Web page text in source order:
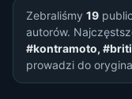
Zebraliśmy 19
autorów.
#kontramoto,
prowadzi do